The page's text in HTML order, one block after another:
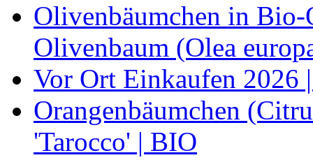
Olivenbäumchen in Bio-
Olivenbaum (Olea
Vor Ort Einkaufen 2026
Orangenbäumchen
'Tarocco' | BIO